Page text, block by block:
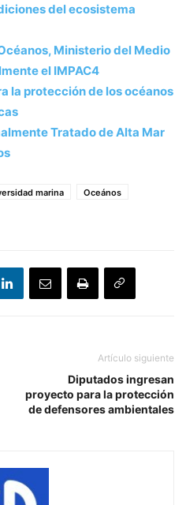
del ecosistema
Ministerio del Medio
el IMPAC4
la protección de los océanos
Tratado de Alta Mar
marina
Oceános
Artículo siguiente
Diputados ingresan
proyecto para la protección
de defensores ambientales